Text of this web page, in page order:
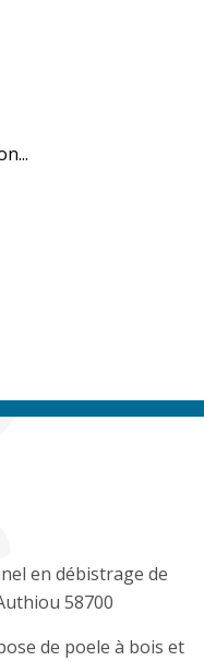
en débistrage de
58700
de poele à bois et